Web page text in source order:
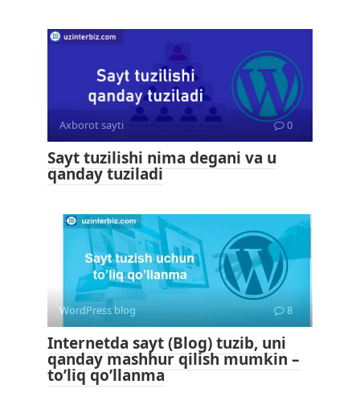
Axborot sayti 0
Sayt tuzilishi nima degani va u
qanday tuziladi
WordPress blog 8
Internetda sayt (Blog) tuzib, uni
qanday mashhur qilish mumkin –
to’liq qo’llanma